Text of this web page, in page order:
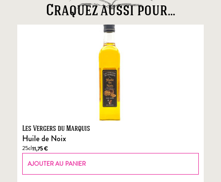
Craquez aussi pour...
Les Vergers du Marquis
Huile de Noix
25cl11,75€
AJOUTER AU PANIER